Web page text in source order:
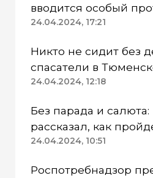
вводится особый
режим
24.04.2024, 17:21
Никто не сидит без
спасатели в
работают в две смены
24.04.2024, 12:18
Без парада и салюта:
рассказал, как
24.04.2024, 10:51
Роспотребнадзор